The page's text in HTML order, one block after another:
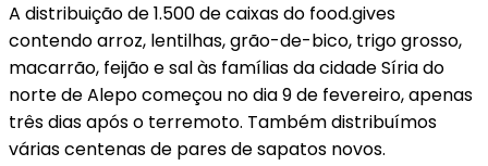
A distribuição de 1.500 de caixas do food.gives
contendo arroz, lentilhas, grão-de-bico, trigo grosso,
macarrão, feijão e sal às famílias da cidade Síria do
norte de Alepo começou no dia 9 de fevereiro, apenas
três dias após o terremoto. Também distribuímos
várias centenas de pares de sapatos novos.